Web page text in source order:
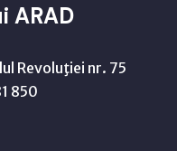
ARAD
Revoluţiei nr. 75
850